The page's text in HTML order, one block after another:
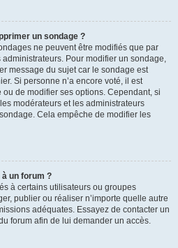
un sondage ?
ne peuvent être modifiés que par
Pour modifier un sondage,
message du sujet car le sondage est
Si personne n’a encore voté, il est
de modifier ses options. Cependant, si
modérateurs et les administrateurs
Cela empêche de modifier les
un forum ?
à certains utilisateurs ou groupes
publier ou réaliser n’importe quelle autre
adéquates. Essayez de contacter un
forum afin de lui demander un accès.